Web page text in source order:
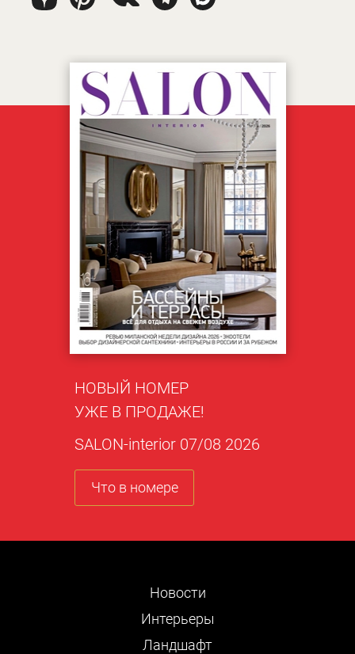
НОВЫЙ НОМЕР
УЖЕ В ПРОДАЖЕ!
SALON-interior 07/08 2026
Что в номере
Новости
Интерьеры
Ландшафт